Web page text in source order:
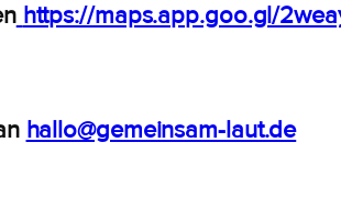
https://maps.app.goo.gl/
hallo@gemeinsam-laut.de